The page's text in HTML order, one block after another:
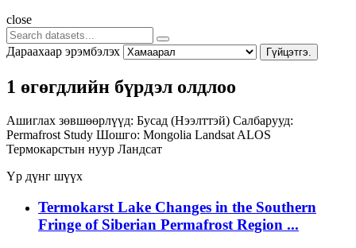
close
Дараахаар эрэмбэлэх Гүйцэтгэ.
1 өгөгдлийн бүрдэл олдлоо
Ашиглах зөвшөөрлүүд: Бусад (Нээлттэй) Салбарууд:
Permafrost Study Шошго: Mongolia Landsat ALOS
Термокарстын нуур Ландсат
Үр дүнг шүүх
Termokarst Lake Changes in the Southern
Fringe of Siberian Permafrost Region ...